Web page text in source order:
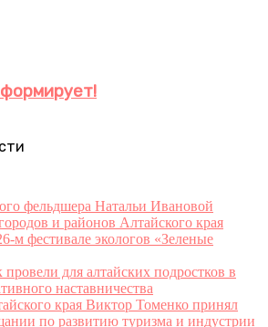
фельдшера Натальи Ивановой
и районов Алтайского края
м фестивале экологов «Зеленые
провели для алтайских подростков в
наставничества
края Виктор Томенко принял
по развитию туризма и индустрии